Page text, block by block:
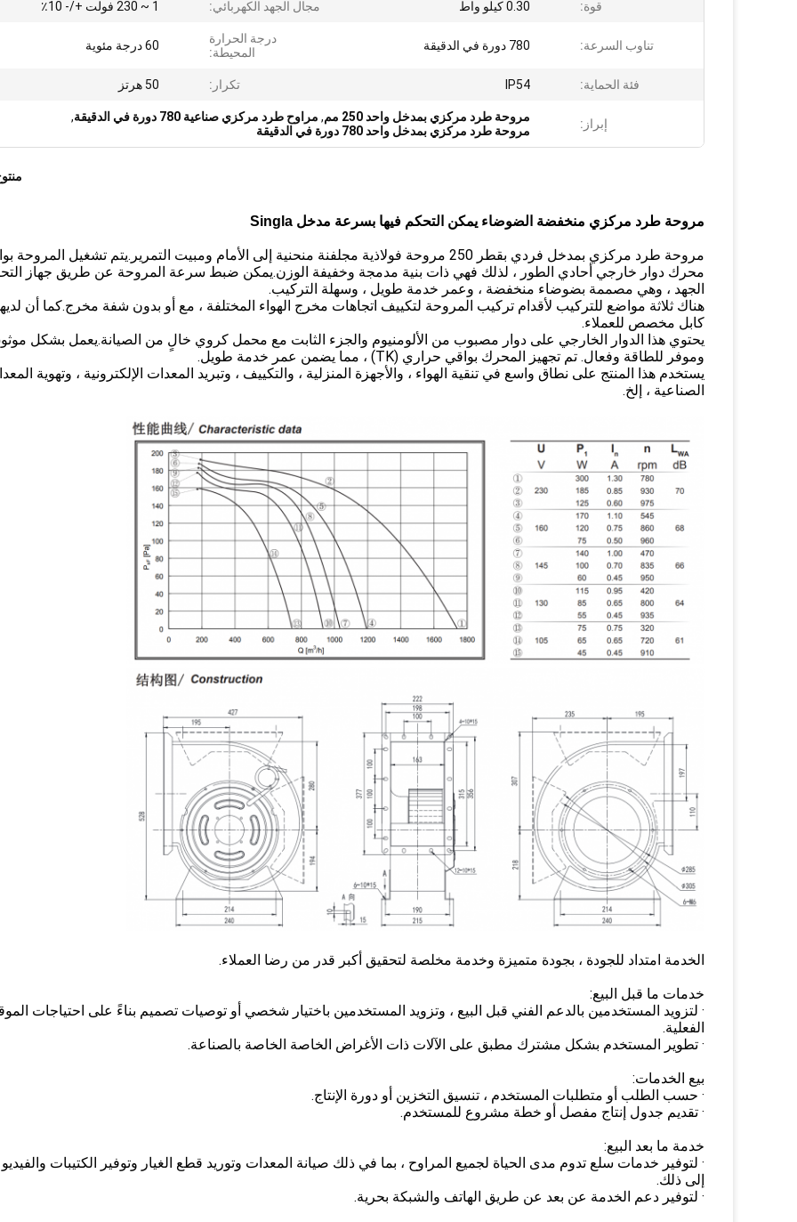
قوة: 0.30 كيلو واط مجال الجهد الكهربائي: 1 ~ 230 فولت +/- 10٪
تناوب السرعة: 780 دورة في الدقيقة
درجة الحرارة
المحيطة:
60 درجة مئوية
فئة الحماية: IP54 تكرار: 50 هرتز
إبراز: مروحة طرد مركزي بمدخل واحد 250 مم , مراوح طرد مركزي صناعية 780 دورة في الدقيقة
,
مروحة طرد مركزي بمدخل واحد 780 دورة في الدقيقة
مروحة طرد مركزي منخفضة الضوضاء يمكن التحكم فيها بسرعة مدخل Singla
مروحة طرد مركزي بمدخل فردي بقطر 250 مروحة فولاذية مجلفنة منحنية إلى الأمام ومبيت التمرير.يتم تشغيل
محرك دوار خارجي أحادي الطور ، لذلك فهي ذات بنية مدمجة وخفيفة الوزن.يمكن ضبط سرعة المروحة عن طريق جهاز
الجهد ، وهي مصممة بضوضاء منخفضة ، وعمر خدمة طويل ، وسهلة التركيب.
هناك ثلاثة مواضع للتركيب لأقدام تركيب المروحة لتكييف اتجاهات مخرج الهواء المختلفة ، مع أو بدون شفة مخرج.كما أن
كابل مخصص للعملاء.
يحتوي هذا الدوار الخارجي على دوار مصبوب من الألومنيوم والجزء الثابت مع محمل كروي خالٍ من الصيانة.يعمل بشكل
وموفر للطاقة وفعال. تم تجهيز المحرك بواقي حراري (TK) ، مما يضمن عمر خدمة طويل.
يستخدم هذا المنتج على نطاق واسع في تنقية الهواء ، والأجهزة المنزلية ، والتكييف ، وتبريد المعدات الإلكترونية ، وتهوية
الصناعية ، إلخ.
الخدمة امتداد للجودة ، بجودة متميزة وخدمة مخلصة لتحقيق أكبر قدر من رضا العملاء.
خدمات ما قبل البيع:
· لتزويد المستخدمين بالدعم الفني قبل البيع ، وتزويد المستخدمين باختيار شخصي أو توصيات تصميم بناءً على احتياجات
الفعلية.
· تطوير المستخدم بشكل مشترك مطبق على الآلات ذات الأغراض الخاصة الخاصة بالصناعة.
بيع الخدمات:
· حسب الطلب أو متطلبات المستخدم ، تنسيق التخزين أو دورة الإنتاج.
· تقديم جدول إنتاج مفصل أو خطة مشروع للمستخدم.
خدمة ما بعد البيع:
· لتوفير خدمات سلع تدوم مدى الحياة لجميع المراوح ، بما في ذلك صيانة المعدات وتوريد قطع الغيار وتوفير الكتيبات
إلى ذلك.
· لتوفير دعم الخدمة عن بعد عن طريق الهاتف والشبكة بحرية.